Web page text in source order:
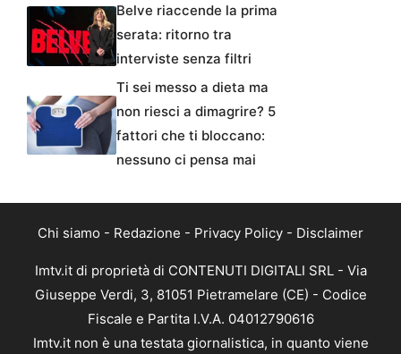
Belve riaccende la prima
serata: ritorno tra
interviste senza filtri
Ti sei messo a dieta ma
non riesci a dimagrire? 5
fattori che ti bloccano:
nessuno ci pensa mai
Chi siamo - Redazione - Privacy Policy - Disclaimer
Imtv.it di proprietà di CONTENUTI DIGITALI SRL - Via
Giuseppe Verdi, 3, 81051 Pietramelare (CE) - Codice
Fiscale e Partita I.V.A. 04012790616
Imtv.it non è una testata giornalistica, in quanto viene